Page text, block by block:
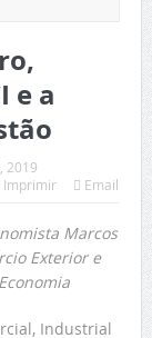
e a
2019
Imprimir Email
Marcos
Exterior e
Industrial